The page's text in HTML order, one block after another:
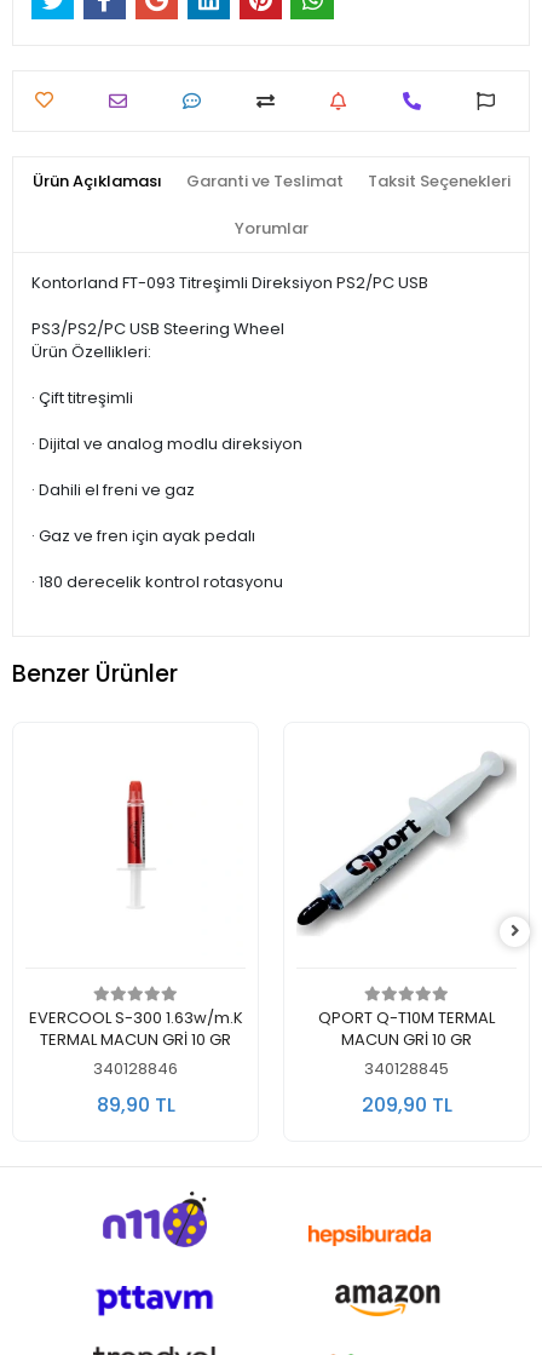
Ürün Açıklaması Garanti ve Teslimat Taksit Seçenekleri
Yorumlar
Kontorland FT-093 Titreşimli Direksiyon PS2/PC USB
PS3/PS2/PC USB Steering Wheel
Ürün Özellikleri:
· Çift titreşimli
· Dijital ve analog modlu direksiyon
· Dahili el freni ve gaz
· Gaz ve fren için ayak pedalı
· 180 derecelik kontrol rotasyonu
Benzer Ürünler
Sepete Ekle
EVERCOOL S-300 1.63w/m.K
TERMAL MACUN GRİ 10 GR
340128846
89,90 TL
Sepete Ekle
QPORT Q-T10M TERMAL
MACUN GRİ 10 GR
340128845
209,90 TL